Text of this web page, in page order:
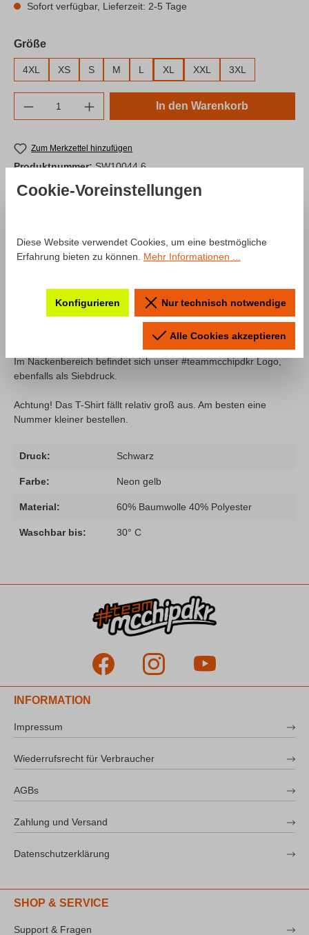
Sofort verfügbar, Lieferzeit: 2-5 Tage
Größeauswählen
4XL XS S M L XL XXL 3XL
Produkt Anzahl: Gib den gewünschten
In den Warenkorb
Zum Merkzettel hinzufügen
Produktnummer:SW10044.6
Produktinformationen "T-Shirt Fahr
zur Hölle Neonstyle"
Ein T-Shirt aus unserer “Fahr zur Hölle“ Kollektion neu aufgelegt
in Neongelb! Das Shirt kommt mit dem typischen "Fahr zur
Hölle" Slogan auf der Brust im einfarbigem Siebdruck (Schwarz).
Im Nackenbereich befindet sich unser #teammcchipdkr Logo,
ebenfalls als Siebdruck.
Achtung! Das T-Shirt fällt relativ groß aus. Am besten eine
Nummer kleiner bestellen.
Druck: Schwarz
Farbe: Neon gelb
Material: 60% Baumwolle 40% Polyester
Waschbar bis: 30° C
INFORMATION
Impressum
Wiederrufsrecht für Verbraucher
AGBs
Zahlung und Versand
Datenschutzerklärung
SHOP & SERVICE
Support & Fragen
Cookie-Voreinstellungen
Diese Website verwendet Cookies, um eine bestmögliche
Erfahrung bieten zu können. Mehr Informationen ...
Konfigurieren Nur technisch notwendige
Alle Cookies akzeptieren